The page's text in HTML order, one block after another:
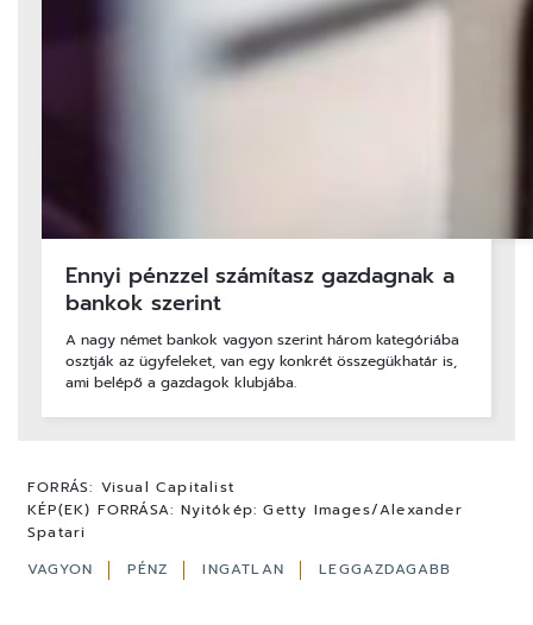
Ennyi pénzzel számítasz gazdagnak a
bankok szerint
A nagy német bankok vagyon szerint három kategóriába
osztják az ügyfeleket, van egy konkrét összegükhatár is,
ami belépő a gazdagok klubjába.
FORRÁS: Visual Capitalist
KÉP(EK) FORRÁSA: Nyitókép: Getty Images/Alexander
Spatari
VAGYON
PÉNZ INGATLAN LEGGAZDAGABB